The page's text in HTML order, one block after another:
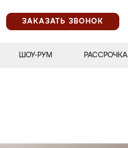
ЗАКАЗАТЬ ЗВОНОК
ШОУ-РУМ РАССРОЧКА